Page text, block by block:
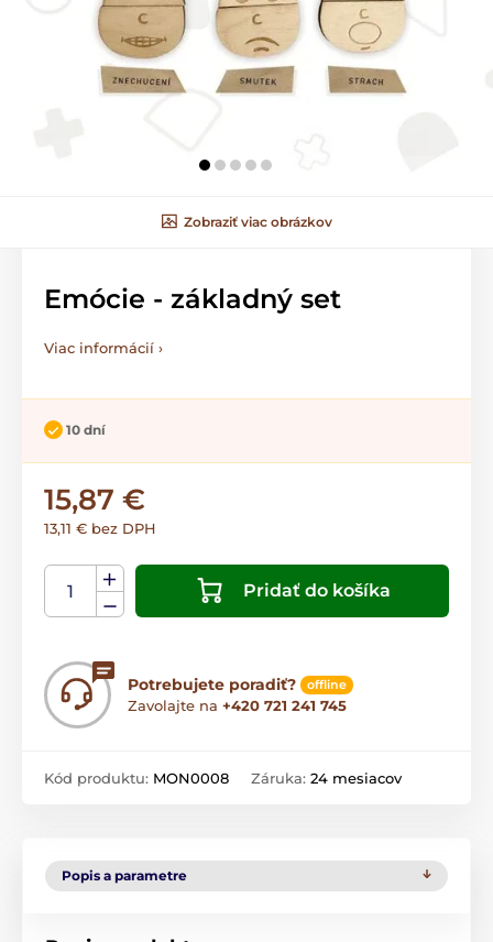
Zobraziť viac obrázkov
Emócie - základný set
Viac informácií ›
10 dní
15,87 €
13,11 € bez DPH
Pridať do košíka
Potrebujete poradiť? offline
Zavolajte na +420 721 241 745
Kód produktu: MON0008 Záruka: 24 mesiacov
Popis a parametre